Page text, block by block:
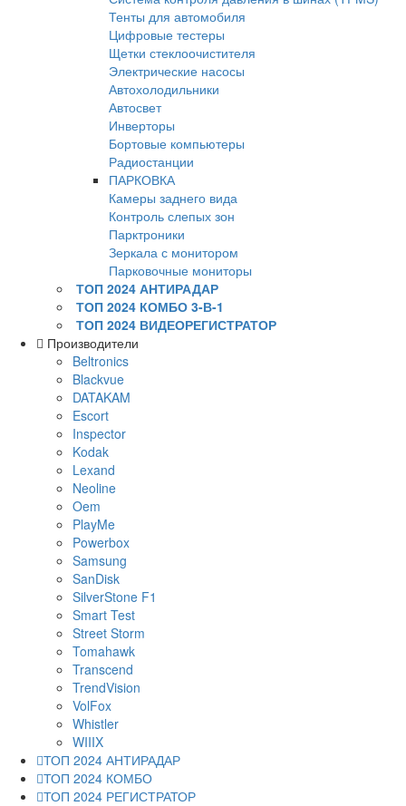
Тенты для автомобиля
Цифровые тестеры
Щетки стеклоочистителя
Электрические насосы
Автохолодильники
Автосвет
Инверторы
Бортовые компьютеры
Радиостанции
ПАРКОВКА
Камеры заднего вида
Контроль слепых зон
Парктроники
Зеркала с монитором
Парковочные мониторы
ТОП 2024 АНТИРАДАР
ТОП 2024 КОМБО 3-В-1
ТОП 2024 ВИДЕОРЕГИСТРАТОР
Производители
Beltronics
Blackvue
DATAKAM
Escort
Inspector
Kodak
Lexand
Neoline
Oem
PlayMe
Powerbox
Samsung
SanDisk
SilverStone F1
Smart Test
Street Storm
Tomahawk
Transcend
TrendVision
VolFox
Whistler
WIIIX
ТОП 2024 АНТИРАДАР
ТОП 2024 КОМБО
ТОП 2024 РЕГИСТРАТОР